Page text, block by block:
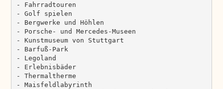
- Fahrradtouren
- Golf spielen
- Bergwerke und Höhlen
- Porsche- und Mercedes-Museen
- Kunstmuseum von Stuttgart
- Barfuß-Park
- Legoland
- Erlebnisbäder
- Thermaltherme
- Maisfeldlabyrinth